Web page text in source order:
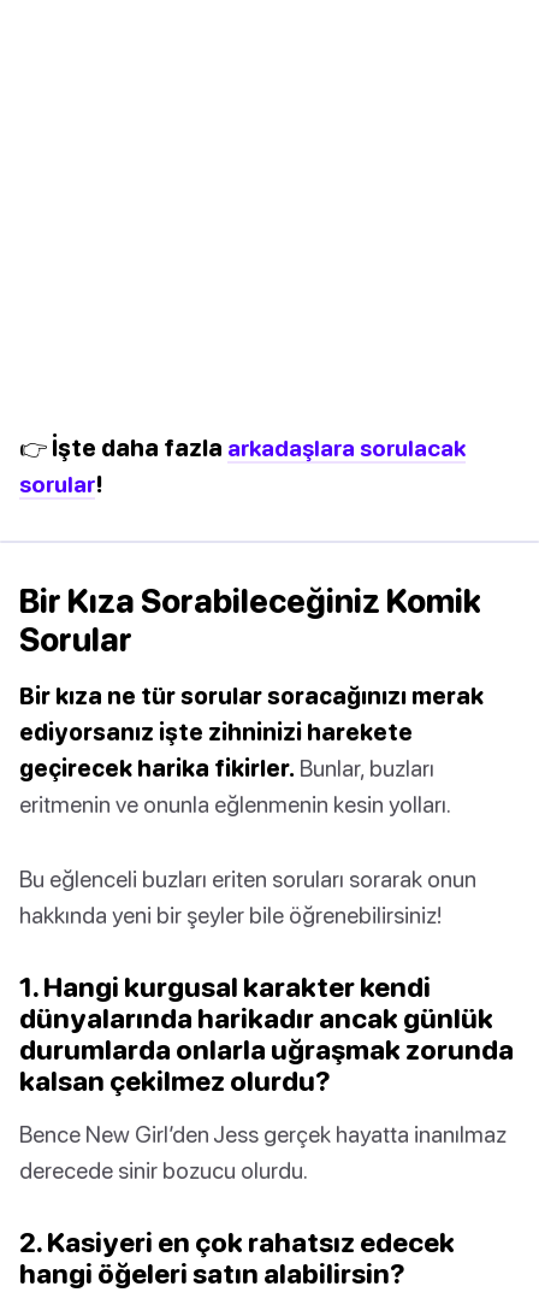
👉 İşte daha fazla arkadaşlara sorulacak
sorular!
Bir Kıza Sorabileceğiniz Komik
Sorular
Bir kıza ne tür sorular soracağınızı merak
ediyorsanız işte zihninizi harekete
geçirecek harika fikirler. Bunlar, buzları
eritmenin ve onunla eğlenmenin kesin yolları.
Bu eğlenceli buzları eriten soruları sorarak onun
hakkında yeni bir şeyler bile öğrenebilirsiniz!
1. Hangi kurgusal karakter kendi
dünyalarında harikadır ancak günlük
durumlarda onlarla uğraşmak zorunda
kalsan çekilmez olurdu?
Bence New Girl’den Jess gerçek hayatta inanılmaz
derecede sinir bozucu olurdu.
2. Kasiyeri en çok rahatsız edecek
hangi öğeleri satın alabilirsin?